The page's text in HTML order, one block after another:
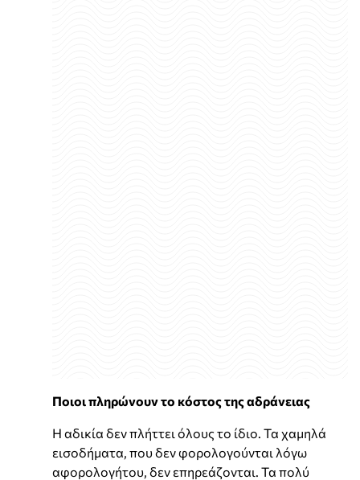
Ποιοι πληρώνουν το κόστος της αδράνειας
Η αδικία δεν πλήττει όλους το ίδιο. Τα χαμηλά
εισοδήματα, που δεν φορολογούνται λόγω
αφορολογήτου, δεν επηρεάζονται. Τα πολύ